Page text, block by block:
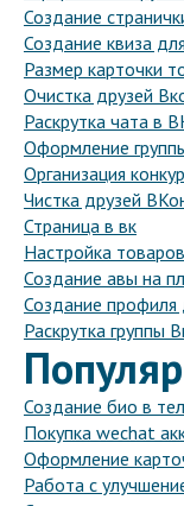
Создание
Создание квиза
Размер карточки
Очистка друзей
Раскрутка чата в
Оформление
Организация
Чистка друзей
Страница в вк
Настройка
Создание авы на
Создание профиля
Раскрутка группы
Создание био в
Покупка wechat
Оформление
Работа с